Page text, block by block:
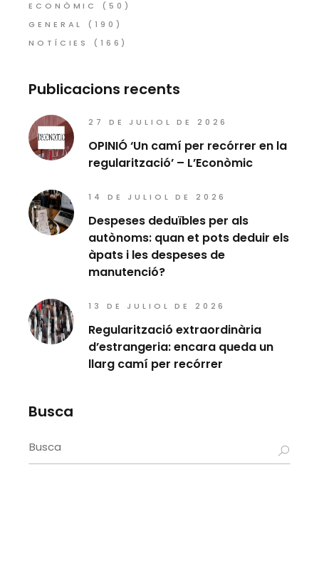
ECONÒMIC
(50)
GENERAL
(190)
NOTÍCIES
(166)
Publicacions recents
27 DE JULIOL DE 2026
OPINIÓ ‘Un camí per recórrer en la
regularització’ – L’Econòmic
14 DE JULIOL DE 2026
Despeses deduïbles per als
autònoms: quan et pots deduir els
àpats i les despeses de
manutenció?
13 DE JULIOL DE 2026
Regularització extraordinària
d’estrangeria: encara queda un
llarg camí per recórrer
Busca
Search
for: